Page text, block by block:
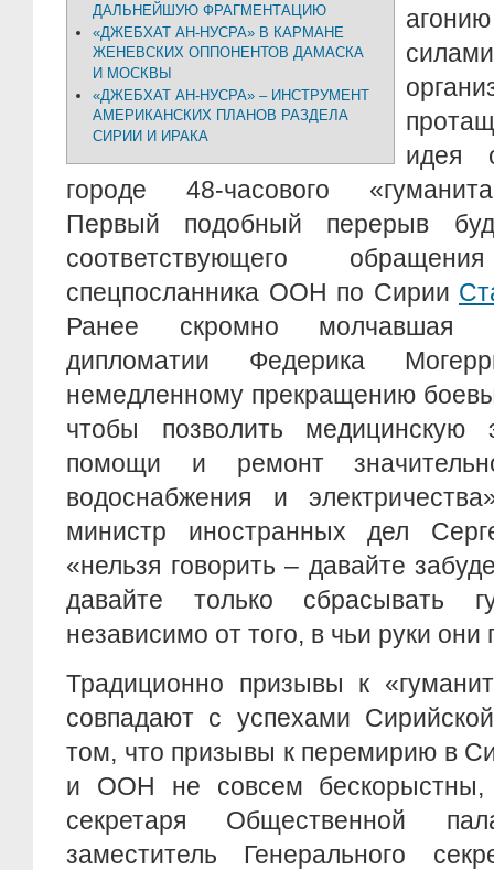
ДАЛЬНЕЙШУЮ ФРАГМЕНТАЦИЮ
«ДЖЕБХАТ АН-НУСРА» В КАРМАНЕ
ЖЕНЕВСКИХ ОППОНЕНТОВ ДАМАСКА
И МОСКВЫ
«ДЖЕБХАТ АН-НУСРА» – ИНСТРУМЕНТ
АМЕРИКАНСКИХ ПЛАНОВ РАЗДЕЛА
СИРИИ И ИРАКА
идея
городе 48-часового
Первый подобный перерыв
соответствующего
спецпосланника ООН по Сирии
Ранее скромно молчавшая
дипломатии Федерика
немедленному прекращению
чтобы позволить медицинскую
помощи и ремонт
водоснабжения и
министр иностранных дел
«нельзя говорить – давайте
давайте только сбрасывать
независимо от того, в чьи руки они
Традиционно призывы к
совпадают с успехами
том, что призывы к перемирию в
и ООН не совсем
секретаря Общественной
заместитель Генерального